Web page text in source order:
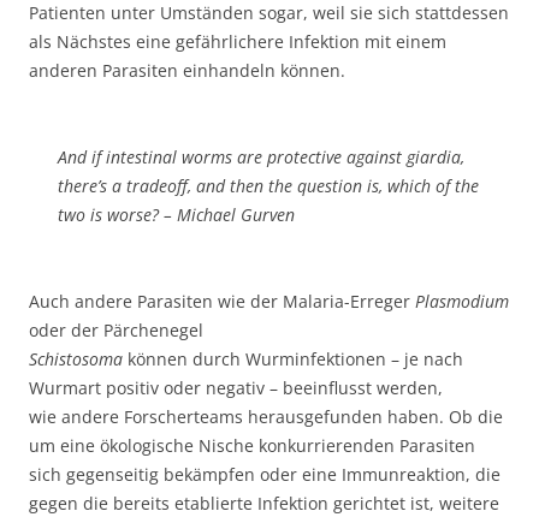
Patienten unter Umständen sogar, weil sie sich stattdessen
als Nächstes eine gefährlichere Infektion mit einem
anderen Parasiten einhandeln können.
And if intestinal worms are protective against giardia,
there’s a tradeoff, and then the question is, which of the
two is worse? – Michael Gurven
Auch andere Parasiten wie der Malaria-Erreger Plasmodium
oder der Pärchenegel
Schistosoma können durch Wurminfektionen – je nach
Wurmart positiv oder negativ – beeinflusst werden,
wie andere Forscherteams herausgefunden haben. Ob die
um eine ökologische Nische konkurrierenden Parasiten
sich gegenseitig bekämpfen oder eine Immunreaktion, die
gegen die bereits etablierte Infektion gerichtet ist, weitere